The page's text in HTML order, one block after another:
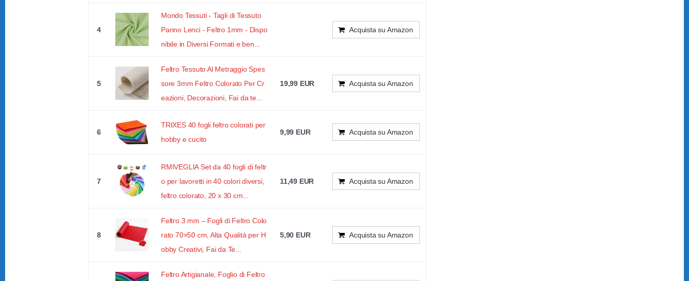
4
Mondo Tessuti - Tagli di Tessuto
Panno Lenci - Feltro 1mm - Dispo
nibile in Diversi Formati e ben...
Acquista su Amazon
5
Feltro Tessuto Al Metraggio Spes
sore 3mm Feltro Colorato Per Cr
eazioni, Decorazioni, Fai da te...
19,99 EUR Acquista su Amazon
6
TRIXES 40 fogli feltro colorati per
hobby e cucito
9,99 EUR Acquista su Amazon
7
RMIVEGLIA Set da 40 fogli di feltr
o per lavoretti in 40 colori diversi,
feltro colorato, 20 x 30 cm...
11,49 EUR Acquista su Amazon
8
Feltro 3 mm – Fogli di Feltro Colo
rato 70×50 cm, Alta Qualità per H
obby Creativi, Fai da Te...
5,90 EUR Acquista su Amazon
Feltro Artigianale, Foglio di Feltro